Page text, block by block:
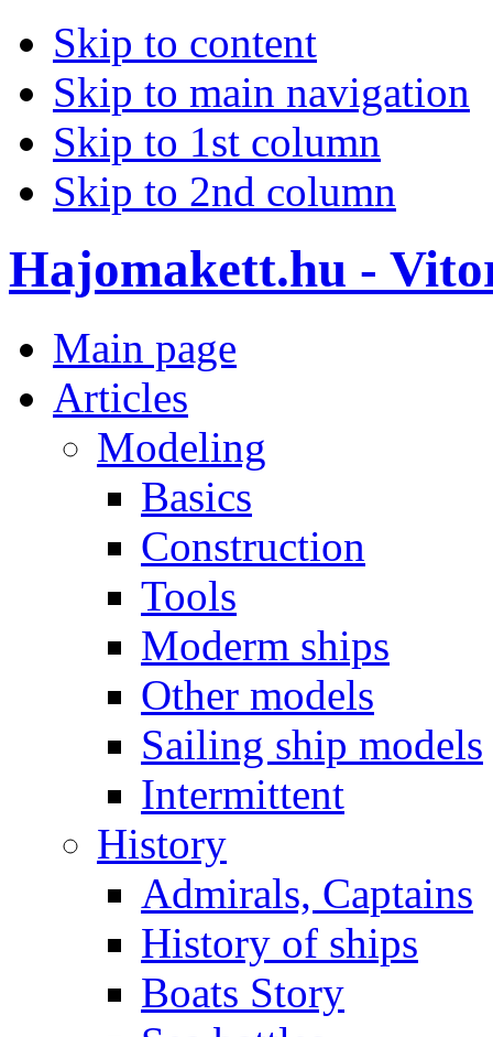
Skip to content
Skip to main navigation
Skip to 1st column
Skip to 2nd column
Hajomakett.hu -
Main page
Articles
Modeling
Basics
Construction
Tools
Moderm ships
Other models
Sailing ship models
Intermittent
History
Admirals, Captains
History of ships
Boats Story